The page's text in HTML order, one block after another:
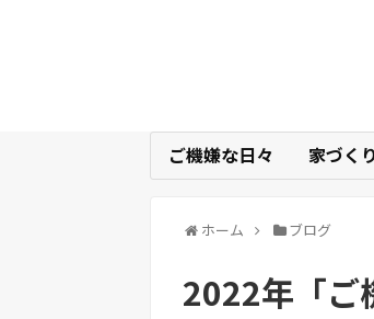
ご機嫌な日々 家づくり
ホーム ブログ
2022年「ご